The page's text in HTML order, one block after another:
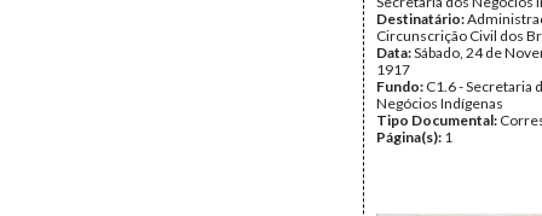
Destinatário:
Circunscrição Civil dos
Data:Sábado, 24 de
1917
Fundo: C1.6 - Secretaria
Negócios Indígenas
Tipo Documental:
Página(s): 1